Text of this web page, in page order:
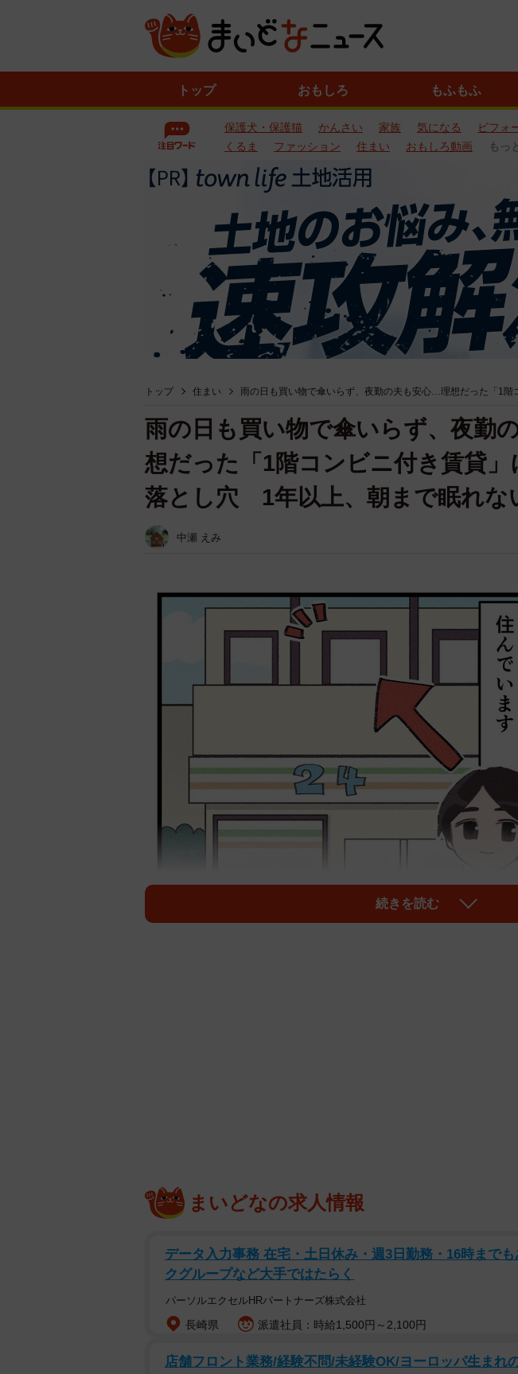
トップ おもしろ もふもふ
保護犬・保護猫 かんさい 家族 気になる ビフォ
くるま
ファッション 住まい おもしろ動画 もっ
トップ 住まい 雨の日も買い物で傘いらず、夜勤の夫も安心…理想だった「1階
雨の日も買い物で傘いらず、夜勤
想だった「1階コンビニ付き賃貸」
落とし穴 1年以上、朝まで眠れな
中瀬 えみ
つくこともあり、早朝や深夜に買い物ができる店があったら便
犯上でも安心と選んだ物件です。
結婚後はパートで事務員をしているAさん自身も、ちょっとした
ーなど、雨の日にも傘なしで行ける便利さを日々実感しています
そんなコンビニ付き物件唯一の後悔ポイントは「音」でした。住
で来た客のドアの開閉音など、昼間には気にならなかった「音」
続きを読む
まいどなの求人情報
データ入力事務 在宅・土日休み・週3日勤務・16時まで
クグループなど大手ではたらく
パーソルエクセルHRパートナーズ株式会社
長崎県 派遣社員：時給1,500円～2,100円
店舗フロント業務/経験不問/未経験OK/ヨーロッパ生まれ